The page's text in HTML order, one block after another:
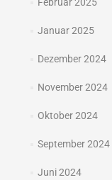
Januar 2025
Dezember 2024
November 2024
Oktober 2024
September 2024
Juni 2024